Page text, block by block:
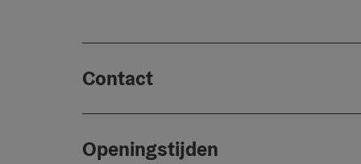
Contact
Openingstijden